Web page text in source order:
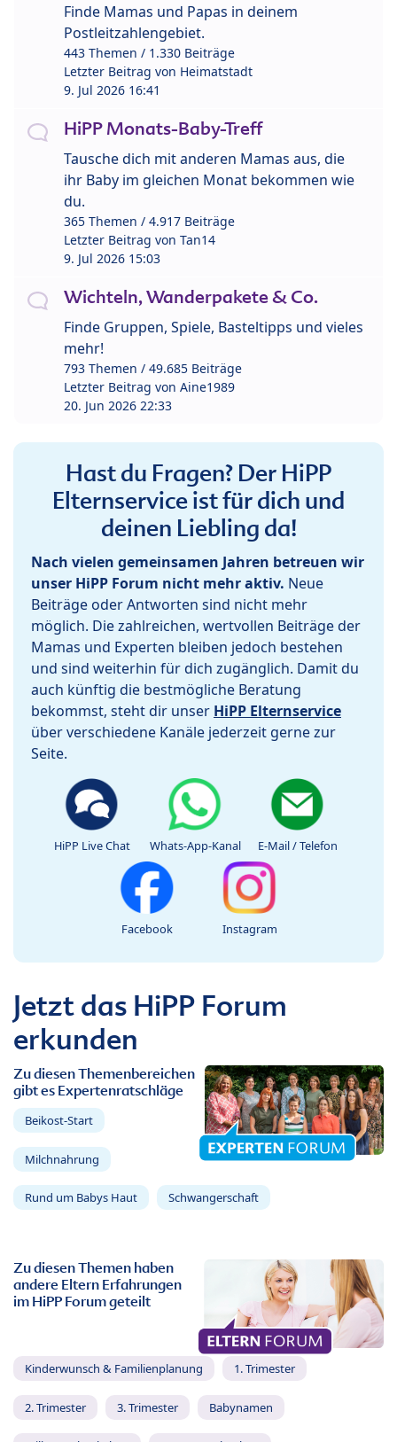
Finde Mamas und Papas in deinem
Postleitzahlengebiet.
443 Themen / 1.330 Beiträge
Letzter Beitrag von Heimatstadt
9. Jul 2026 16:41
HiPP Monats-Baby-Treff
Tausche dich mit anderen Mamas aus, die
ihr Baby im gleichen Monat bekommen wie
du.
365 Themen / 4.917 Beiträge
Letzter Beitrag von Tan14
9. Jul 2026 15:03
Wichteln, Wanderpakete & Co.
Finde Gruppen, Spiele, Basteltipps und vieles
mehr!
793 Themen / 49.685 Beiträge
Letzter Beitrag von Aine1989
20. Jun 2026 22:33
Hast du Fragen? Der HiPP
Elternservice ist für dich und
deinen Liebling da!
Nach vielen gemeinsamen Jahren betreuen wir
unser HiPP Forum nicht mehr aktiv. Neue
Beiträge oder Antworten sind nicht mehr
möglich. Die zahlreichen, wertvollen Beiträge der
Mamas und Experten bleiben jedoch bestehen
und sind weiterhin für dich zugänglich. Damit du
auch künftig die bestmögliche Beratung
bekommst, steht dir unser HiPP Elternservice
über verschiedene Kanäle jederzeit gerne zur
Seite.
HiPP Live Chat Whats-App-Kanal E-Mail / Telefon
Facebook Instagram
Jetzt das HiPP Forum
erkunden
Zu diesen Themenbereichen
gibt es Expertenratschläge
Beikost-Start
Milchnahrung
Rund um Babys Haut Schwangerschaft
Zu diesen Themen haben
andere Eltern Erfahrungen
im HiPP Forum geteilt
Kinderwunsch & Familienplanung 1. Trimester
2. Trimester 3. Trimester Babynamen